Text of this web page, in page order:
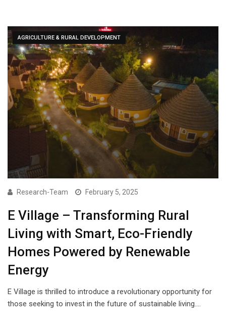
AGRICULTURE & RURAL DEVELOPMENT
Research-Team February 5, 2025
E Village – Transforming Rural
Living with Smart, Eco-Friendly
Homes Powered by Renewable
Energy
E Village is thrilled to introduce a revolutionary opportunity for
those seeking to invest in the future of sustainable living.…